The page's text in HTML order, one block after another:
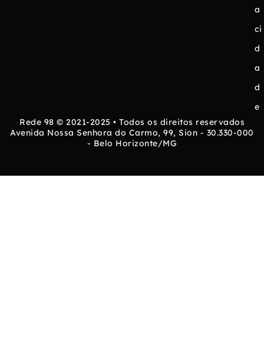
a
ci
d
a
d
e
Rede 98 © 2021-2025 • Todos os direitos reservados
Avenida Nossa Senhora do Carmo, 99, Sion - 30.330-000
- Belo Horizonte/MG